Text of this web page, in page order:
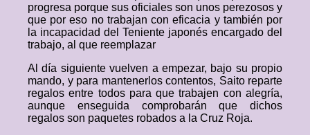
progresa porque sus oficiales son unos perezosos y
que por eso no trabajan con eficacia y también por
la incapacidad del Teniente japonés encargado del
trabajo, al que reemplazar
Al día siguiente vuelven a empezar, bajo su propio
mando, y para mantenerlos contentos, Saito reparte
regalos entre todos para que trabajen con alegría,
aunque enseguida comprobarán que dichos
regalos son paquetes robados a la Cruz Roja.